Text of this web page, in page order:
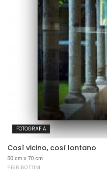
FOTOGRAFIA
Così vicino, così lontano
50 cm x 70 cm
PIER BOTTINI